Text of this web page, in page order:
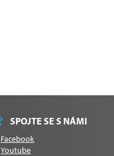
SPOJTE SE S NÁMI
Facebook
Youtube